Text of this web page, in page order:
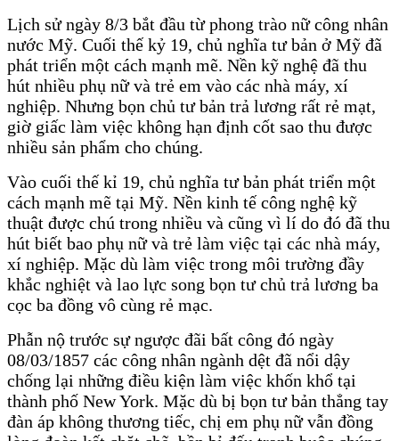
Lịch sử ngày 8/3 bắt đầu từ phong trào nữ công nhân
nước Mỹ. Cuối thế kỷ 19, chủ nghĩa tư bản ở Mỹ đã
phát triển một cách mạnh mẽ. Nền kỹ nghệ đã thu
hút nhiều phụ nữ và trẻ em vào các nhà máy, xí
nghiệp. Nhưng bọn chủ tư bản trả lương rất rẻ mạt,
giờ giấc làm việc không hạn định cốt sao thu được
nhiều sản phẩm cho chúng.
Vào cuối thế kỉ 19, chủ nghĩa tư bản phát triển một
cách mạnh mẽ tại Mỹ. Nền kinh tế công nghệ kỹ
thuật được chú trong nhiều và cũng vì lí do đó đã thu
hút biết bao phụ nữ và trẻ làm việc tại các nhà máy,
xí nghiệp. Mặc dù làm việc trong môi trường đầy
khắc nghiệt và lao lực song bọn tư chủ trả lương ba
cọc ba đồng vô cùng rẻ mạc.
Phẫn nộ trước sự ngược đãi bất công đó ngày
08/03/1857 các công nhân ngành dệt đã nổi dậy
chống lại những điều kiện làm việc khốn khổ tại
thành phố New York. Mặc dù bị bọn tư bản thẳng tay
đàn áp không thương tiếc, chị em phụ nữ vẫn đồng